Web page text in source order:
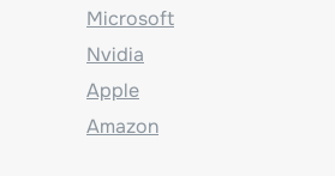
Microsoft
Nvidia
Apple
Amazon